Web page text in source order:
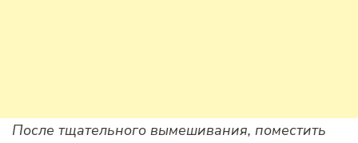
После тщательного вымешивания, поместить